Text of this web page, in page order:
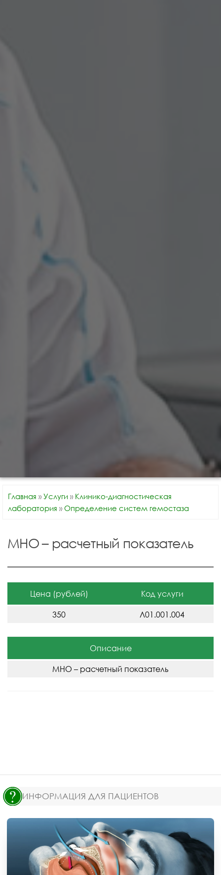
Главная » Услуги » Клинико-диагностическая
лаборатория » Определение систем гемостаза
МНО – расчетный показатель
Цена (рублей) Код услуги
350 Л01.001.004
Описание
МНО – расчетный показатель
ИНФОРМАЦИЯ ДЛЯ ПАЦИЕНТОВ